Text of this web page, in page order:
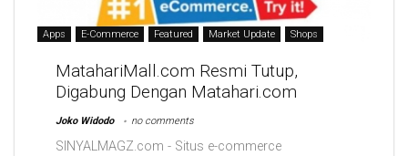
Apps E-Commerce Featured Market Update Shops
MatahariMall.com Resmi Tutup,
Digabung Dengan Matahari.com
Joko Widodo no comments
SINYALMAGZ.com - Situs e-commerce